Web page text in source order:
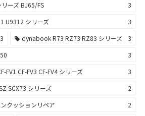
ーズ BJ65/FS
3
U9312 シリーズ
3
3 dynabook R73 RZ73 RZ83 シリーズ
3
3
FV1 CF-FV3 CF-FV4 シリーズ
3
SCX73 シリーズ
2
クッションリペア
2